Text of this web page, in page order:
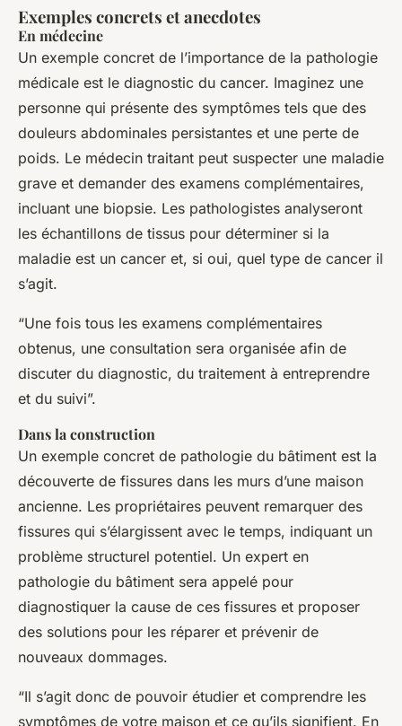
Exemples concrets et anecdotes
En médecine
Un exemple concret de l’importance de la pathologie
médicale est le diagnostic du cancer. Imaginez une
personne qui présente des symptômes tels que des
douleurs abdominales persistantes et une perte de
poids. Le médecin traitant peut suspecter une maladie
grave et demander des examens complémentaires,
incluant une biopsie. Les pathologistes analyseront
les échantillons de tissus pour déterminer si la
maladie est un cancer et, si oui, quel type de cancer il
s’agit.
“Une fois tous les examens complémentaires
obtenus, une consultation sera organisée afin de
discuter du diagnostic, du traitement à entreprendre
et du suivi”.
Dans la construction
Un exemple concret de pathologie du bâtiment est la
découverte de fissures dans les murs d’une maison
ancienne. Les propriétaires peuvent remarquer des
fissures qui s’élargissent avec le temps, indiquant un
problème structurel potentiel. Un expert en
pathologie du bâtiment sera appelé pour
diagnostiquer la cause de ces fissures et proposer
des solutions pour les réparer et prévenir de
nouveaux dommages.
“Il s’agit donc de pouvoir étudier et comprendre les
symptômes de votre maison et ce qu’ils signifient. En